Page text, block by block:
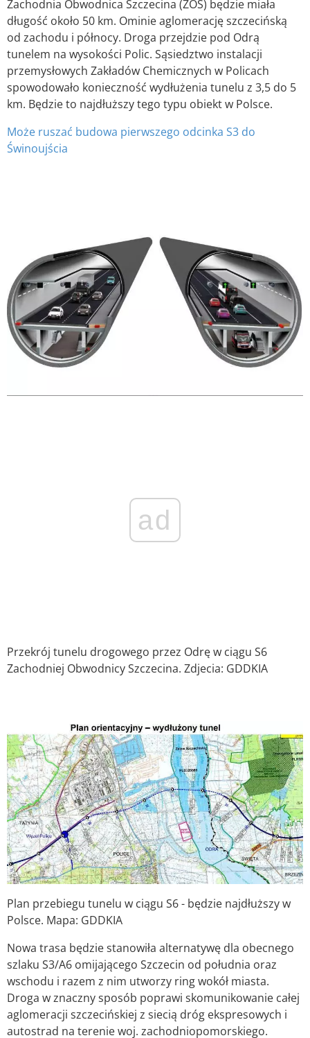
Zachodnia Obwodnica Szczecina (ZOS) będzie miała
długość około 50 km. Ominie aglomerację szczecińską
od zachodu i północy. Droga przejdzie pod Odrą
tunelem na wysokości Polic. Sąsiedztwo instalacji
przemysłowych Zakładów Chemicznych w Policach
spowodowało konieczność wydłużenia tunelu z 3,5 do 5
km. Będzie to najdłuższy tego typu obiekt w Polsce.
Może ruszać budowa pierwszego odcinka S3 do
Świnoujścia
ad
Przekrój tunelu drogowego przez Odrę w ciągu S6
Zachodniej Obwodnicy Szczecina. Zdjecia: GDDKIA
Plan przebiegu tunelu w ciągu S6 - będzie najdłuższy w
Polsce. Mapa: GDDKIA
Nowa trasa będzie stanowiła alternatywę dla obecnego
szlaku S3/A6 omijającego Szczecin od południa oraz
wschodu i razem z nim utworzy ring wokół miasta.
Droga w znaczny sposób poprawi skomunikowanie całej
aglomeracji szczecińskiej z siecią dróg ekspresowych i
autostrad na terenie woj. zachodniopomorskiego.